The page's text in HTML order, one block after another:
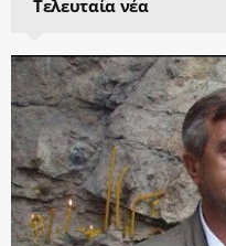
Τελευταία νέα